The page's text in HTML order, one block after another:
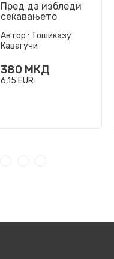
Пред да избледи
сеќавањето
Автор : Тошиказу
Кавагучи
380 МКД
6,15 EUR